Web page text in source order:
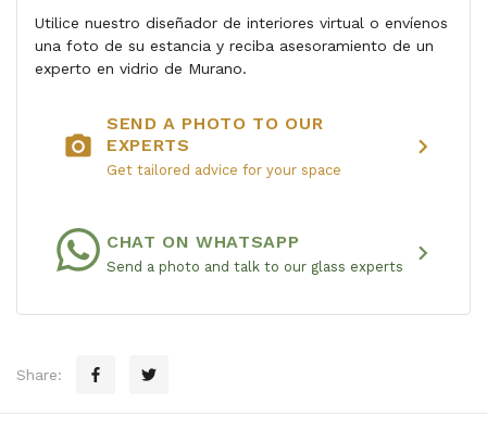
Utilice nuestro diseñador de interiores virtual o envíenos
una foto de su estancia y reciba asesoramiento de un
experto en vidrio de Murano.
photo_camera
SEND A PHOTO TO OUR
EXPERTS
Get tailored advice for your space
chevron_right
CHAT ON WHATSAPP
Send a photo and talk to our glass experts chevron_right
Share: